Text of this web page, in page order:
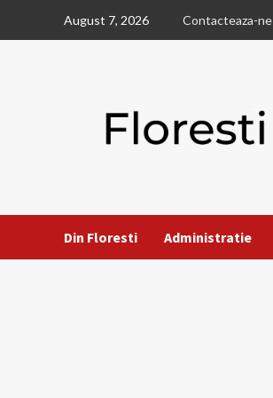
August 7, 2026 Contacteaza-ne
Din Floresti Administratie